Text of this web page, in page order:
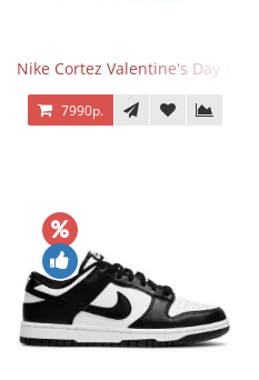
Nike Cortez Valentine's Day 2025
7990р.